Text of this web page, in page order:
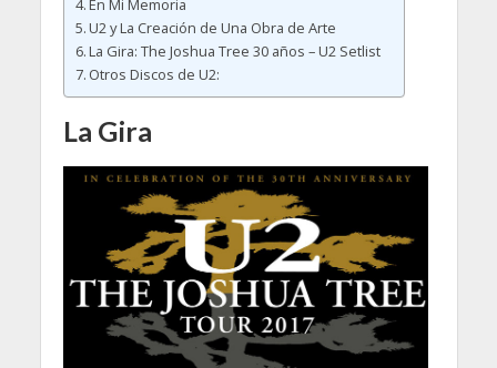
En Mi Memoria
U2 y La Creación de Una Obra de Arte
La Gira: The Joshua Tree 30 años – U2 Setlist
Otros Discos de U2:
La Gira